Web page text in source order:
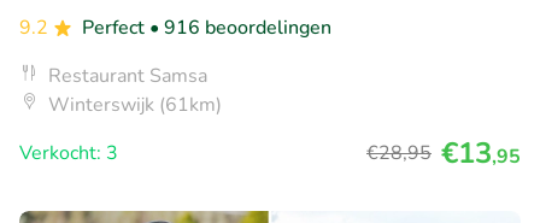
9.2
Perfect • 916 beoordelingen
Restaurant Samsa
Winterswijk (61km)
Verkocht: 3
€28,95 €13,95